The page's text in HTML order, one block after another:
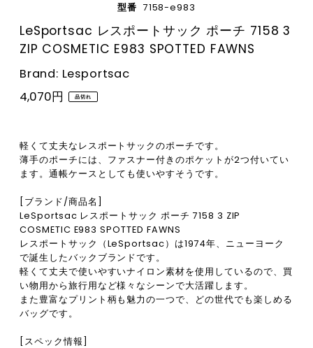
型番 7158-e983
LeSportsac レスポートサック ポーチ 7158 3
ZIP COSMETIC E983 SPOTTED FAWNS
Brand: Lesportsac
4,070円 品切れ
軽くて丈夫なレスポートサックのポーチです。
薄手のポーチには、ファスナー付きのポケットが2つ付いてい
ます。通帳ケースとしても使いやすそうです。
[ブランド/商品名]
LeSportsac レスポートサック ポーチ 7158 3 ZIP
COSMETIC E983 SPOTTED FAWNS
レスポートサック（LeSportsac）は1974年、ニューヨーク
で誕生したバックブランドです。
軽くて丈夫で使いやすいナイロン素材を使用しているので、買
い物用から旅行用など様々なシーンで大活躍します。
また豊富なプリント柄も魅力の一つで、どの世代でも楽しめる
バッグです。
[スペック情報]